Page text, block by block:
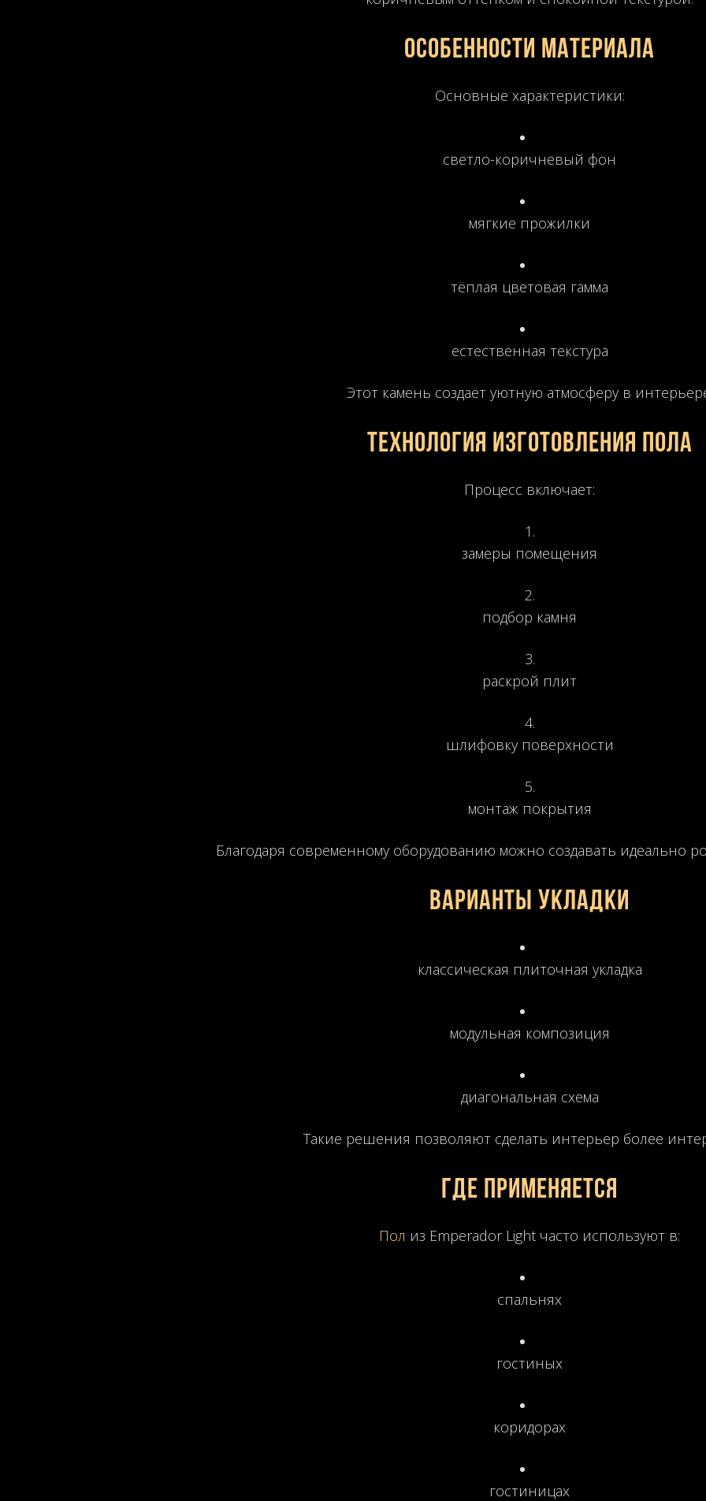
Особенности материала
Основные характеристики:
светло-коричневый фон
мягкие прожилки
тёплая цветовая гамма
естественная текстура
Этот камень создаёт уютную атмосферу в
Технология изготовления пола
Процесс включает:
замеры помещения
подбор камня
раскрой плит
шлифовку поверхности
монтаж покрытия
Благодаря современному оборудованию можно создавать идеально
Варианты укладки
классическая плиточная укладка
модульная композиция
диагональная схема
Такие решения позволяют сделать интерьер более
Где применяется
Пол из Emperador Light часто используют в:
спальнях
гостиных
коридорах
гостиницах